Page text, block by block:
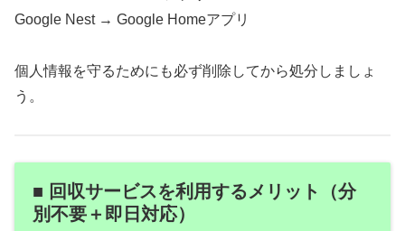
Google Nest → Google Homeアプリ
個人情報を守るためにも必ず削除してから処分しましょ
う。
■ 回収サービスを利用するメリット（分
別不要＋即日対応）